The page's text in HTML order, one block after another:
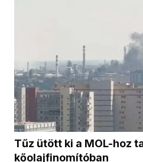
Tűz ütött ki a MOL-hoz
kőolajfinomítóban